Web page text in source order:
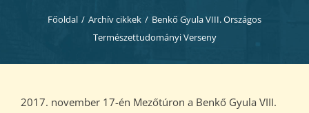
Dokumentumok
Főoldal / Archív cikkek / Benkő Gyula VIII. Országos
Természettudományi Verseny
2017. november 17-én Mezőtúron a Benkő Gyula VIII.